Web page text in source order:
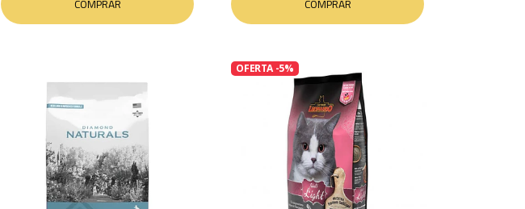
COMPRAR COMPRAR
OFERTA -5%